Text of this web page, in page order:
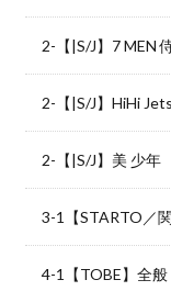
2-【|S/J】7 MEN
2-【|S/J】HiHi Jets
2-【|S/J】美 少年
3-1【STARTO／
4-1【TOBE】全般